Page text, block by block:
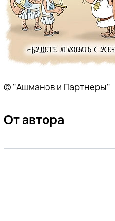
© "Ашманов и Партнеры"
От автора